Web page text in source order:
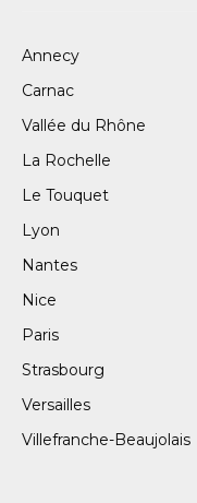
Annecy
Carnac
Vallée du Rhône
La Rochelle
Le Touquet
Lyon
Nantes
Nice
Paris
Strasbourg
Versailles
Villefranche-Beaujolais